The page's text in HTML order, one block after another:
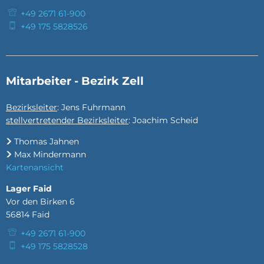
+49 2671 61-900
+49 175 5828526
Mitarbeiter - Bezirk Zell
Bezirksleiter: Jens Fuhrmann
stellvertretender Bezirksleiter: Joachim Scheid
Thomas Jahnen
Max Mindermann
Kartenansicht
Lager Faid
Vor den Birken 6
56814 Faid
+49 2671 61-900
+49 175 5828528